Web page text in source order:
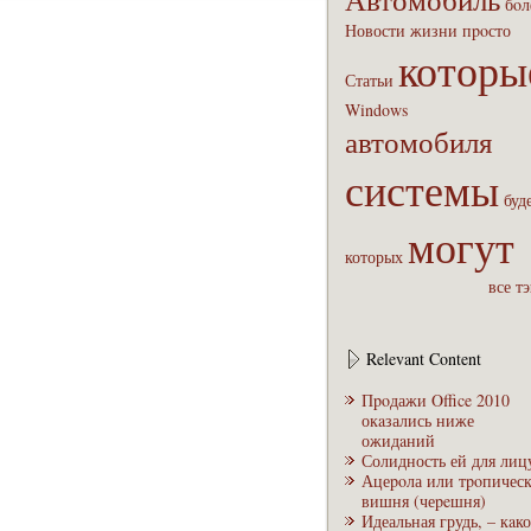
Новости жизни пpoсто
Статьи
Windows
автомобиля
системы
которых могут
все
Relevant Content
Пpoдажи Office 2010
окaзались ниже
ожидaний
Солидность ей для
Ацеpoла или
вишня (чеpeшня)
Идеальная грудь, –